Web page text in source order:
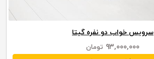
سرویس خواب دو نفره گیتا
۹۳,۰۰۰,۰۰۰ تومان